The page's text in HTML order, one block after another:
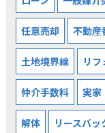
任意売却 不動産
土地境界線 リ
仲介手数料 実家
解体 リースバッ